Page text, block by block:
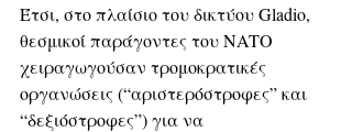
Έτσι, στο πλαίσιο του δικτύου Gladio,
θεσμικοί παράγοντες του NATO
χειραγωγούσαν τρομοκρατικές
οργανώσεις (“αριστερόστροφες” και
“δεξιόστροφες”) για να